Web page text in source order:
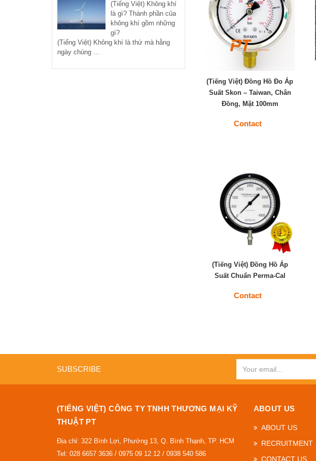
(Tiếng Việt) Không khí
là gì? Thành phần của
không khí gồm những
gì?
(Tiếng Việt) Không khí là thứ mà hằng
ngày chúng ...
(Tiếng Việt) Đồng Hồ Đo Áp
Suất Skon – Taiwan, Chân
Đồng, Mặt 100mm
Contact
(Tiếng Việt) Đồng Hồ Áp
Suất Chuẩn Perma-Cal
Contact
SUBSCRIBE
(TIẾNG VIỆT) CÔNG TY TNHH THƯƠNG MẠI KỸ
THUẬT PT
Địa chỉ: 322 Bình Lợi, Phường 13, Q. Bình Thạnh, TP. HCM
Tel: 028 6657 3636 / 0975 09 12 12 / 0938 540 586
ABOUT US
ABOUT US
RECRUITMENT
CONTACT US